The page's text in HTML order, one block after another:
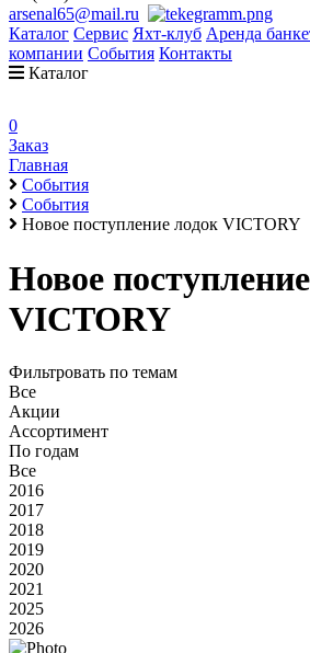
arsenal65@mail.ru
Каталог Сервис Яхт-клуб Аренда
компании События Контакты
Каталог
0
Заказ
Главная
События
События
Новое поступление лодок VICTORY
Новое
VICTORY
Фильтровать по темам
Все
Акции
Ассортимент
По годам
Все
2016
2017
2018
2019
2020
2021
2025
2026